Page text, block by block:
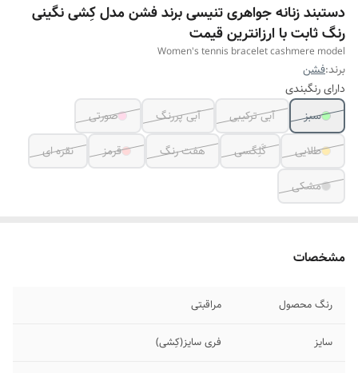
دستبند زنانه جواهری تنیسی برند فشن مدل کِشی نگینی
رنگ ثابت با ارزانترین قیمت
Women's tennis bracelet cashmere model
برند:فشن
دارای رنگبندی
سبز
آبی ترکیبی آبی پررنگ
صورتی
طلایی
گَلِگسی هفت رنگ قرمز
نقره ای
مشکی
مشخصات
رنگ محصول مراقبتی
سایز فری سایز(کِشی)